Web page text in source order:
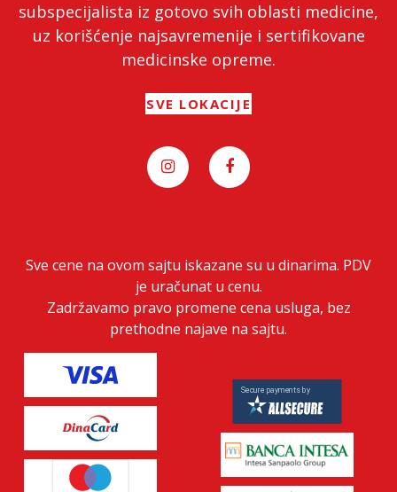
subspecijalista iz gotovo svih oblasti medicine,
uz korišćenje najsavremenije i sertifikovane
medicinske opreme.
SVE LOKACIJE
Sve cene na ovom sajtu iskazane su u dinarima. PDV
je uračunat u cenu.
Zadržavamo pravo promene cena usluga, bez
prethodne najave na sajtu.